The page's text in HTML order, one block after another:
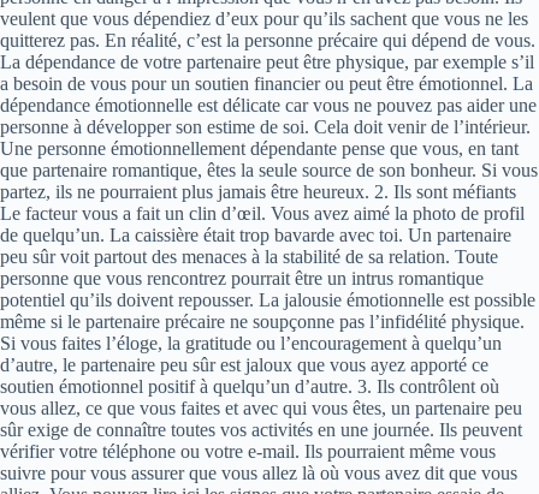
veulent que vous dépendiez d’eux pour qu’ils sachent que vous ne les
quitterez pas. En réalité, c’est la personne précaire qui dépend de vous.
La dépendance de votre partenaire peut être physique, par exemple s’il
a besoin de vous pour un soutien financier ou peut être émotionnel. La
dépendance émotionnelle est délicate car vous ne pouvez pas aider une
personne à développer son estime de soi. Cela doit venir de l’intérieur.
Une personne émotionnellement dépendante pense que vous, en tant
que partenaire romantique, êtes la seule source de son bonheur. Si vous
partez, ils ne pourraient plus jamais être heureux. 2. Ils sont méfiants
Le facteur vous a fait un clin d’œil. Vous avez aimé la photo de profil
de quelqu’un. La caissière était trop bavarde avec toi. Un partenaire
peu sûr voit partout des menaces à la stabilité de sa relation. Toute
personne que vous rencontrez pourrait être un intrus romantique
potentiel qu’ils doivent repousser. La jalousie émotionnelle est possible
même si le partenaire précaire ne soupçonne pas l’infidélité physique.
Si vous faites l’éloge, la gratitude ou l’encouragement à quelqu’un
d’autre, le partenaire peu sûr est jaloux que vous ayez apporté ce
soutien émotionnel positif à quelqu’un d’autre. 3. Ils contrôlent où
vous allez, ce que vous faites et avec qui vous êtes, un partenaire peu
sûr exige de connaître toutes vos activités en une journée. Ils peuvent
vérifier votre téléphone ou votre e-mail. Ils pourraient même vous
suivre pour vous assurer que vous allez là où vous avez dit que vous